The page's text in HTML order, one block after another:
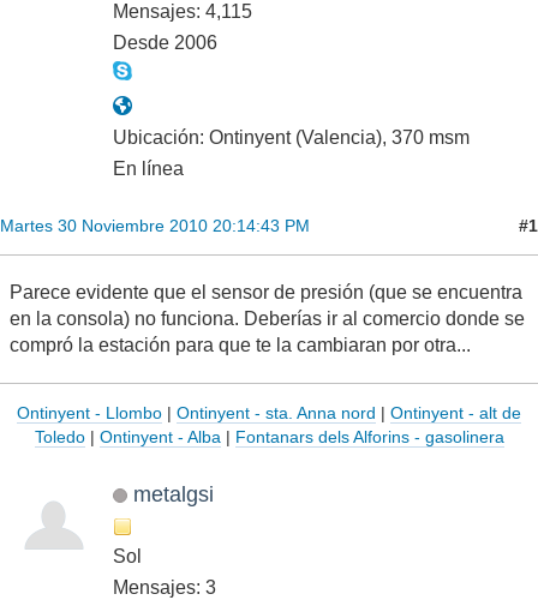
Mensajes: 4,115
Desde 2006
Ubicación: Ontinyent (Valencia), 370 msm
En línea
Martes 30 Noviembre 2010 20:14:43 PM #1
Parece evidente que el sensor de presión (que se encuentra
en la consola) no funciona. Deberías ir al comercio donde se
compró la estación para que te la cambiaran por otra...
Ontinyent - Llombo | Ontinyent - sta. Anna nord | Ontinyent - alt de
Toledo| Ontinyent - Alba| Fontanars dels Alforins - gasolinera
metalgsi
Sol
Mensajes: 3